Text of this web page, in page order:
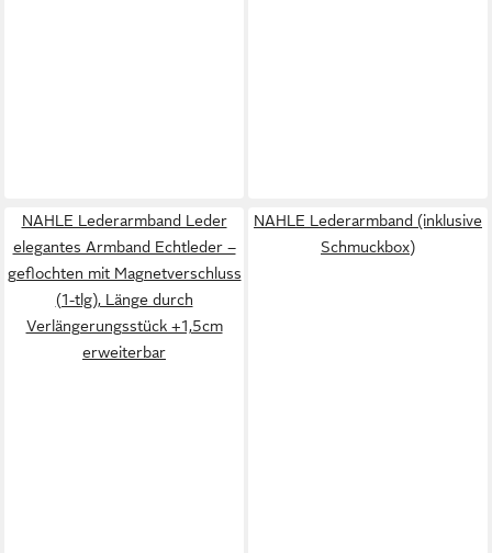
NAHLE Lederarmband Leder
elegantes Armband Echtleder –
geflochten mit Magnetverschluss
(1-tlg), Länge durch
Verlängerungsstück +1,5cm
erweiterbar
NAHLE Lederarmband (inklusive
Schmuckbox)